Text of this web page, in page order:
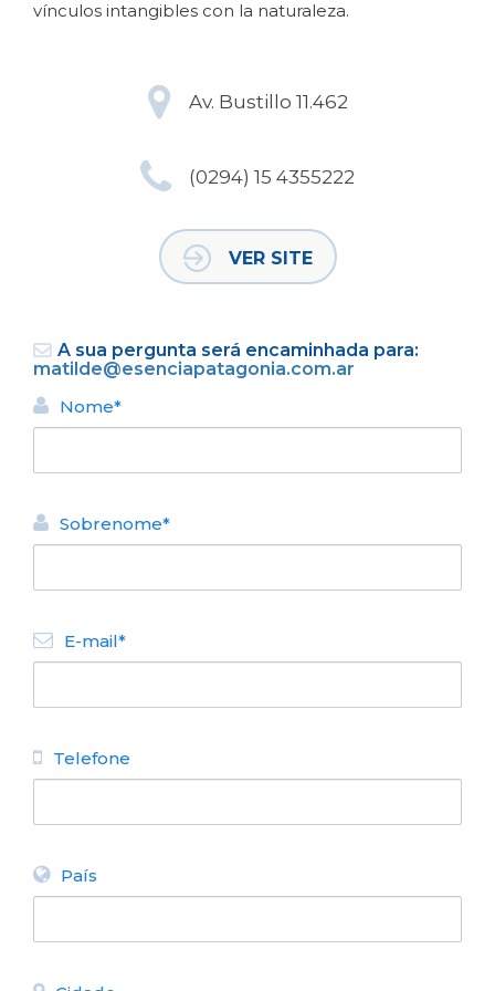
vínculos intangibles con la naturaleza.
Av. Bustillo 11.462
(0294) 15 4355222
VER SITE
A sua pergunta será encaminhada para:
matilde@esenciapatagonia.com.ar
Nome*
Sobrenome*
E-mail*
Telefone
País